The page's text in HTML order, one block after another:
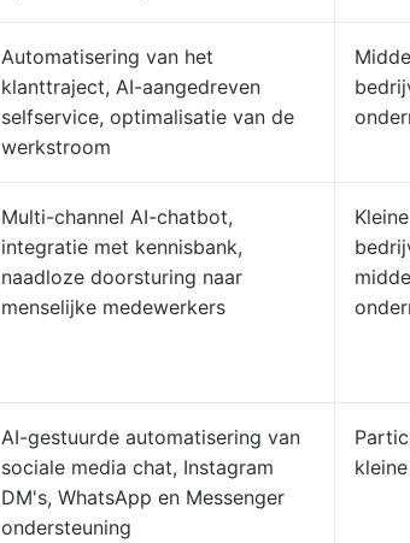
Automatisering van het
klanttraject, AI-aangedreven
selfservice, optimalisatie van de
werkstroom
Multi-channel AI-chatbot,
integratie met kennisbank,
naadloze doorsturing naar
menselijke medewerkers
Kleine
AI-gestuurde automatisering van
sociale media chat, Instagram
DM's, WhatsApp en Messenger
ondersteuning